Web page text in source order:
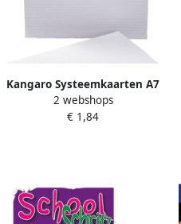
Kangaro Systeemkaarten A7
75x105mm 100 stuks
2 webshops
€ 1,84